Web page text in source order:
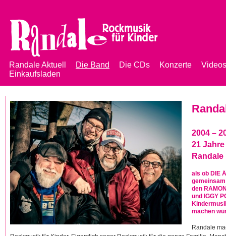
Hauptmenü
Randale Aktuell Die Band Die CDs Konzerte
Videos
Einkaufsladen
2004 –
21 Jahre
Randale
als ob DIE
den
und IGGY
machen
Randale